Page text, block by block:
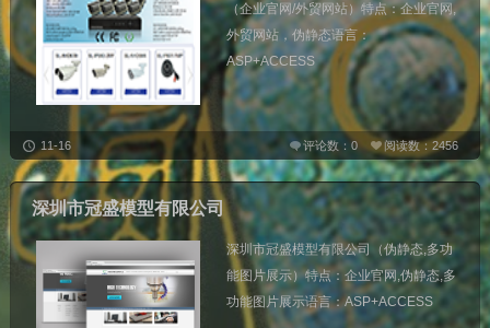
（企业官网/外贸网站）特点：企业官网,
外贸网站，伪静态语言：
ASP+ACCESS
阅读数：2456
评论数：0
11-16
深圳市冠盛模型有限公司
深圳市冠盛模型有限公司（伪静态,多功
能图片展示）特点：企业官网,伪静态,多
功能图片展示语言：ASP+ACCESS